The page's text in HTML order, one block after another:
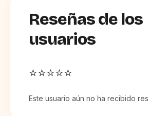
Reseñas de los
usuarios
⭐⭐⭐⭐⭐
Este usuario aún no ha recibido